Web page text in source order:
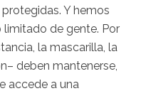
Y hemos
de gente. Por
la mascarilla, la
deben mantenerse,
accede a una